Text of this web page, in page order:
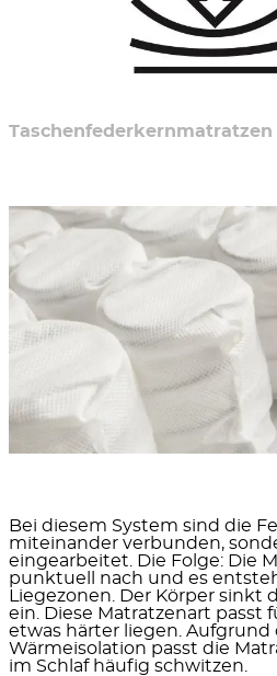
Taschenfederkernmatratzen
Bei diesem System sind die
miteinander verbunden,
eingearbeitet. Die Folge: Die
punktuell nach und es
Liegezonen. Der Körper sinkt
ein. Diese Matratzenart passt
etwas härter liegen. Aufgrund
Wärmeisolation passt die
im Schlaf häufig schwitzen.